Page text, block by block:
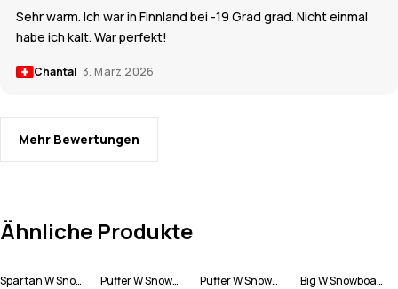
Sehr warm. Ich war in Finnland bei -19 Grad grad. Nicht einmal
habe ich kalt. War perfekt!
Chantal 3. März 2026
Mehr Bewertungen
Ähnliche Produkte
Spartan W Snowboardjacke Damen
Puffer W Snowboardjacke Damen
Puffer W Snowboardjacke Damen
Big W Snowboardhose Damen